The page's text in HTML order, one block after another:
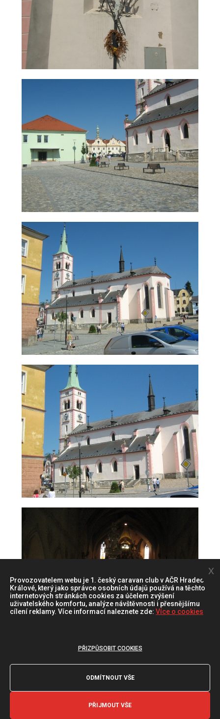
Provozovatelem webu je 1. český caravan club v AČR Hradec
Králové, který jako správce osobních údajů používá na těchto
internetových stránkách cookies za účelem zvýšení
uživatelského komfortu, analýze návštěvnosti i přesnějšímu
cílení reklamy. Více informací naleznete zde: Více o cookies
PŘIZPŮSOBIT COOKIES
ODMÍTNOUT VŠE
PŘIJMOUT VŠE
x